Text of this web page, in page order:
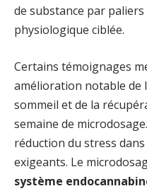
de substance par
physiologique ciblée.
Certains témoignages
amélioration notable de
sommeil et de la
semaine de
réduction du stress
exigeants. Le
système